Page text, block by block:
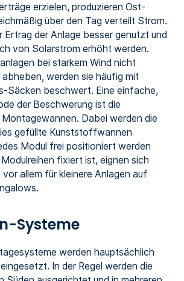
erzielen, produzieren Ost-
über den Tag verteilt Strom.
Ertrag der Anlage besser genutzt und
von Solarstrom erhöht werden.
bei starkem Wind nicht
werden sie häufig mit
Säcken beschwert. Eine einfache,
der Beschwerung ist die
Dabei werden die
gefüllte Kunststoffwannen
Modul frei positioniert werden
fixiert ist, eignen sich
allem für kleinere Anlagen auf
Systeme
werden hauptsächlich
In der Regel werden die